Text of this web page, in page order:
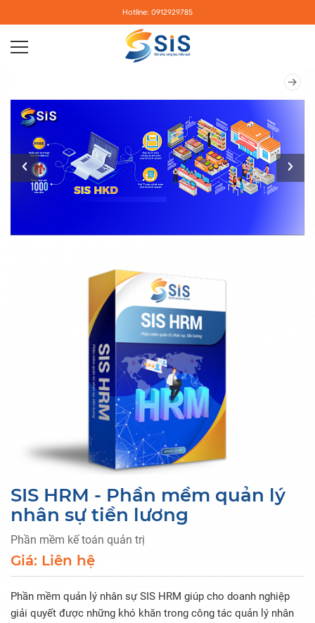
Hotline: 0912929785
SIS HRM - Phần mềm quản lý
nhân sự tiền lương
Phần mềm kế toán quản trị
Giá: Liên hệ
Phần mềm quản lý nhân sự SIS HRM giúp cho doanh nghiệp
giải quyết được những khó khăn trong công tác quản lý nhân